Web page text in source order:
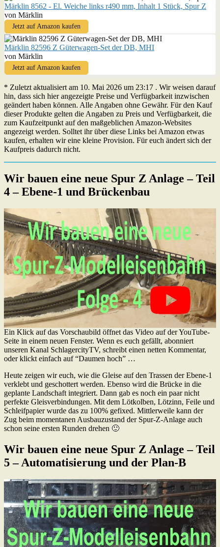
Märklin 8562 - El. Weiche links r490 mm, Inhalt 1 Stück, Spur Z
von Märklin
Jetzt auf Amazon kaufen
Märklin 82596 Z Güterwagen-Set der DB, MHI
von Märklin
Jetzt auf Amazon kaufen
* Zuletzt aktualisiert am 10. Mai 2026 um 23:17 . Wir weisen darauf
hin, dass sich hier angezeigte Preise und Verfügbarkeit inzwischen
geändert haben können. Alle Angaben ohne Gewähr. Für den Kauf
dieser Produkte gelten die Angaben zu Preis und Verfügbarkeit, die
zum Kaufzeitpunkt auf den maßgeblichen Amazon-Websites
angezeigt werden. Solltet ihr über diese Links bei Amazon etwas
kaufen, erhalten wir eine kleine Provision. Für euch ändert sich der
Kaufpreis dadurch nicht.
Wir bauen eine neue Spur Z Anlage – Teil
4 – Ebene-1 und Brückenbau
Ein Klick auf das Vorschaubild öffnet das Video auf der YouTube-
Seite in einem neuen Fenster. Wenn es euch gefällt, abonniert
unseren Kanal SchlagercityTV, schreibt einen netten Kommentar,
oder klickt einfach auf “Daumen hoch” …
Heute zeigen wir euch, wie die Gleise auf den Trassen der Ebene-1
verklebt und geschottert werden. Ebenso wird die Brücke in die
geplante Landschaft integriert. Dann gab es noch ein paar nicht
perfekte Gleisverbindungen. Mit dem Lötkolben, Lötzinn, Feile und
Schleifpapier wurde das zu 100% gefixed. Mittlerweile kann der
Zug beim momentanen Ausbauzustand der Spur-Z-Anlage auch
schon seine ersten Runden drehen 🙂
Wir bauen eine neue Spur Z Anlage – Teil
5 – Automatisierung und der Plan-B